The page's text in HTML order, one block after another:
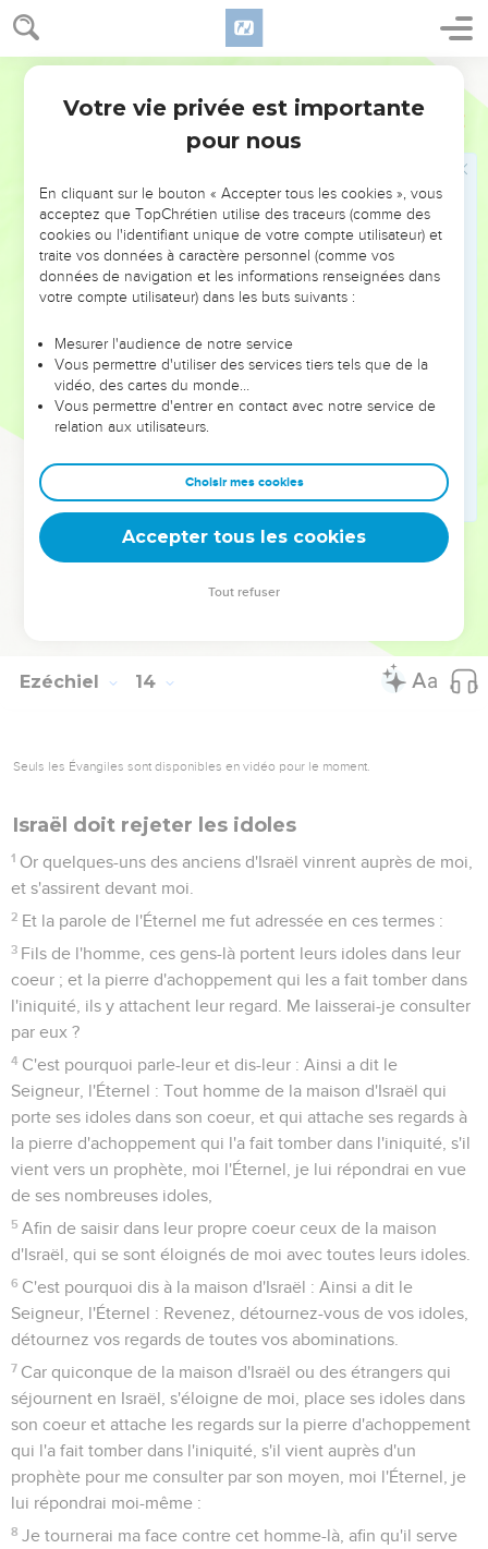
Ezéchiel 13
mains, et qui font des voiles pour la tête des gens de toute
taille, afin de séduire les âmes. Vous séduiriez les âmes de
mon peuple, et vous conserveriez vos propres âmes !
Vous me déshonorez auprès de mon peuple, pour
quelques poignées d'orge et quelques morceaux de pain, en
faisant vivre d'autres qui ne doivent point vivre, trompant
ainsi mon peuple qui écoute le mensonge.
C'est pourquoi, ainsi a dit le Seigneur, l'Éternel : Voici j'en
veux à vos coussinets, par le moyen desquels vous prenez
les âmes comme des oiseaux, et je les arracherai de vos
comme des oiseaux.
J'arracherai aussi vos voiles, je délivrerai mon peuple de
vos mains, et ils ne seront plus comme une proie entre vos
mains ; et vous saurez que je suis l'Éternel.
Parce que vous affligez par vos mensonges le coeur du
juste, que je n'ai pas attristé, et que vous fortifiez les mains
du méchant, afin qu'il ne se détourne point de son mauvais
train pour avoir la vie,
Vous n'aurez plus de visions trompeuses et vous ne
Ezéchiel 14
Seuls les Évangiles sont disponibles en vidéo pour le moment.
Israël doit rejeter les idoles
1 Or quelques-uns des anciens d'Israël vinrent auprès de moi,
et s'assirent devant moi.
2 Et la parole de l'Éternel me fut adressée en ces termes :
3 Fils de l'homme, ces gens-là portent leurs idoles dans leur
coeur ; et la pierre d'achoppement qui les a fait tomber dans
l'iniquité, ils y attachent leur regard. Me laisserai-je consulter
par eux ?
4 C'est pourquoi parle-leur et dis-leur : Ainsi a dit le
Seigneur, l'Éternel : Tout homme de la maison d'Israël qui
porte ses idoles dans son coeur, et qui attache ses regards à
la pierre d'achoppement qui l'a fait tomber dans l'iniquité, s'il
vient vers un prophète, moi l'Éternel, je lui répondrai en vue
de ses nombreuses idoles,
5 Afin de saisir dans leur propre coeur ceux de la maison
d'Israël, qui se sont éloignés de moi avec toutes leurs idoles.
6 C'est pourquoi dis à la maison d'Israël : Ainsi a dit le
Seigneur, l'Éternel : Revenez, détournez-vous de vos idoles,
détournez vos regards de toutes vos abominations.
7 Car quiconque de la maison d'Israël ou des étrangers qui
séjournent en Israël, s'éloigne de moi, place ses idoles dans
son coeur et attache les regards sur la pierre d'achoppement
qui l'a fait tomber dans l'iniquité, s'il vient auprès d'un
prophète pour me consulter par son moyen, moi l'Éternel, je
lui répondrai moi-même :
8 Je tournerai ma face contre cet homme-là, afin qu'il serve
Votre vie privée est importante
pour nous
En cliquant sur le bouton « Accepter tous les cookies », vous
acceptez que TopChrétien utilise des traceurs (comme des
cookies ou l'identifiant unique de votre compte utilisateur) et
traite vos données à caractère personnel (comme vos
données de navigation et les informations renseignées dans
votre compte utilisateur) dans les buts suivants :
Mesurer l'audience de notre service
Vous permettre d'utiliser des services tiers tels que de la
vidéo, des cartes du monde…
Vous permettre d'entrer en contact avec notre service de
relation aux utilisateurs.
Choisir mes cookies
Accepter tous les cookies
Tout refuser